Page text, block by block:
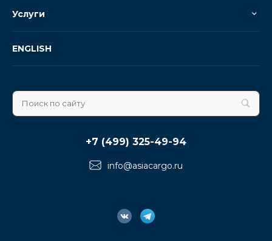
Услуги
ENGLISH
+7 (499) 325-49-94
info@asiacargo.ru